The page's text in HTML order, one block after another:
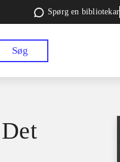
Spørg en bibliotekar
Søg